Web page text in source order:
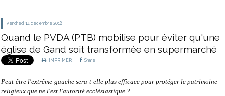
vendredi 14 décembre 2018
Quand le PVDA (PTB) mobilise pour éviter qu'une
église de Gand soit transformée en supermarché
IMPRIMER Share
Peut-être l'extrême-gauche sera-t-elle plus efficace pour protéger le patrimoine
religieux que ne l'est l'autorité ecclésiastique ?